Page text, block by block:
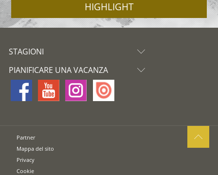
HIGHLIGHT
STAGIONI
PIANIFICARE UNA VACANZA
Partner
Mappa del sito
Privacy
Cookie